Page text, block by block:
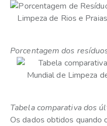
Porcentagem dos
Tabela comparativa dos
Os dados obtidos quando